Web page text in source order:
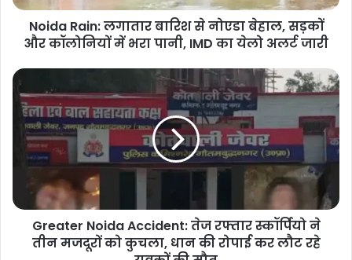
और
कॉलोनियों
पानी,
IMD
का
येलो
अलर्ट
जारी
Noida Rain: लगातार बारिश से नोएडा बेहाल, सड़कों
और कॉलोनियों में भरा पानी, IMD का येलो अलर्ट जारी
Greater
Noida
Accident:
रफ्तार
स्कॉर्पियो
मजदूरों
कुचला,
Greater Noida Accident: तेज रफ्तार स्कॉर्पियो ने
तीन मजदूरों को कुचला, धान की रोपाई कर लौट रहे